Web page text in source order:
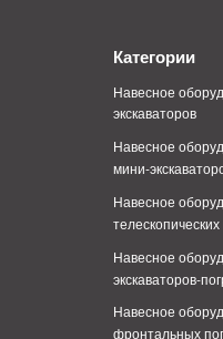
Категории
Навесное
экскаваторов
Навесное
мини-
Навесное
телескопических
Навесное
экскаваторов-
Навесное
фронтальных